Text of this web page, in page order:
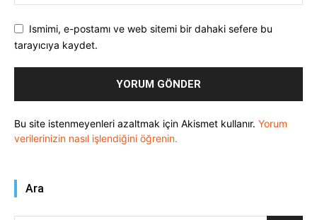
Ismimi, e-postamı ve web sitemi bir dahaki sefere bu
tarayıcıya kaydet.
Bu site istenmeyenleri azaltmak için Akismet kullanır. Yorum
verilerinizin nasıl işlendiğini öğrenin.
Ara